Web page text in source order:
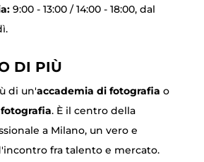
9:00 - 13:00 / 14:00 - 18:00, dal
DI PIÙ
di un'accademia di fotografia o
. È il centro della
a Milano, un vero e
fra talento e mercato.